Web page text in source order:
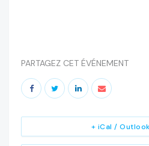
PARTAGEZ CET ÉVÉNEMENT
+ iCal /